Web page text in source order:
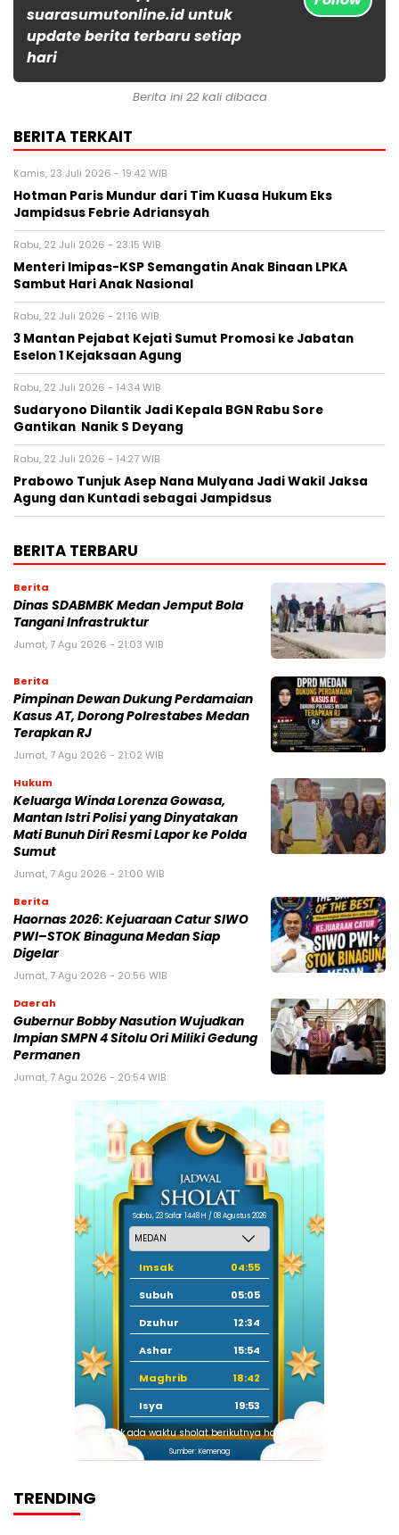
suarasumutonline.id untuk
update berita terbaru setiap
hari
Berita ini 22 kali dibaca
BERITA TERKAIT
Kamis, 23 Juli 2026 - 19:42 WIB
Hotman Paris Mundur dari Tim Kuasa Hukum Eks
Jampidsus Febrie Adriansyah
Rabu, 22 Juli 2026 - 23:15 WIB
Menteri Imipas-KSP Semangatin Anak Binaan LPKA
Sambut Hari Anak Nasional
Rabu, 22 Juli 2026 - 21:16 WIB
3 Mantan Pejabat Kejati Sumut Promosi ke Jabatan
Eselon 1 Kejaksaan Agung
Rabu, 22 Juli 2026 - 14:34 WIB
Sudaryono Dilantik Jadi Kepala BGN Rabu Sore
Gantikan Nanik S Deyang
Rabu, 22 Juli 2026 - 14:27 WIB
Prabowo Tunjuk Asep Nana Mulyana Jadi Wakil Jaksa
Agung dan Kuntadi sebagai Jampidsus
BERITA TERBARU
Berita
Dinas SDABMBK Medan Jemput Bola
Tangani Infrastruktur
Jumat, 7 Agu 2026 - 21:03 WIB
Berita
Pimpinan Dewan Dukung Perdamaian
Kasus AT, Dorong Polrestabes Medan
Terapkan RJ
Jumat, 7 Agu 2026 - 21:02 WIB
Hukum
Keluarga Winda Lorenza Gowasa,
Mantan Istri Polisi yang Dinyatakan
Mati Bunuh Diri Resmi Lapor ke Polda
Sumut
Jumat, 7 Agu 2026 - 21:00 WIB
Berita
Haornas 2026: Kejuaraan Catur SIWO
PWI–STOK Binaguna Medan Siap
Digelar
Jumat, 7 Agu 2026 - 20:56 WIB
Daerah
Gubernur Bobby Nasution Wujudkan
Impian SMPN 4 Sitolu Ori Miliki Gedung
Permanen
Jumat, 7 Agu 2026 - 20:54 WIB
Sabtu, 23 Safar 1448 H / 08 Agustus 2026
Imsak
04:55
Subuh
05:05
Dzuhur
12:34
Ashar
15:54
Maghrib
18:42
Isya
19:53
Tidak ada waktu sholat berikutnya hari ini.
Sumber: Kemenag
TRENDING